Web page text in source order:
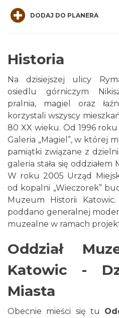
DODAJ DO PLANERA
Historia
Na dzisiejszej ulicy
osiedlu górniczym
pralnia, magiel oraz
korzystali wszyscy
80 XX wieku. Od 1996
Galeria „Magiel”, w której
pamiątki związane z
galeria stała się
W roku 2005 Urząd
od kopalni „Wieczorek”
Muzeum Historii
poddano generalnej
muzealne w ramach
Oddział
Katowic -
Miasta
Obecnie mieści się tu